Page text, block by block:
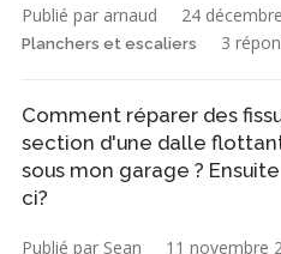
Publié par arnaud 24
Planchers et escaliers 3
Comment réparer des
section d'une dalle
sous mon garage ?
ci?
Publié par Sean 11 novembre